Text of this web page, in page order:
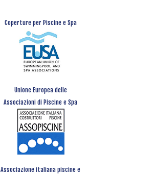
Coperture per Piscine e Spa
Unione Europea delle
Associazioni di Piscine e Spa
Associazione italiana piscine e